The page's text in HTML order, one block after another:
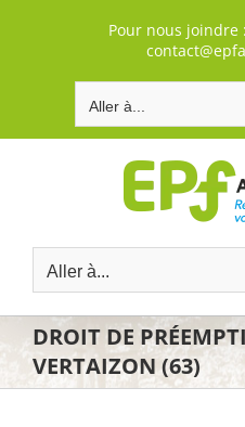
Pour nous joindre :
Aller à...
Aller à...
DROIT DE
VERTAIZON (63)